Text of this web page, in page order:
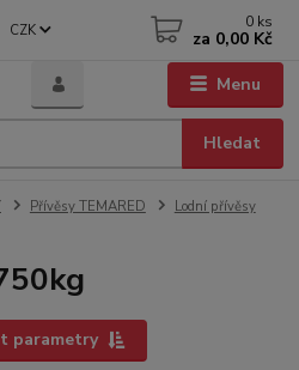
Menu
CZK
Hledat
0 ks
za 0,00 Kč
Přívěsy TEMARED
Lodní přívěsy
parametry